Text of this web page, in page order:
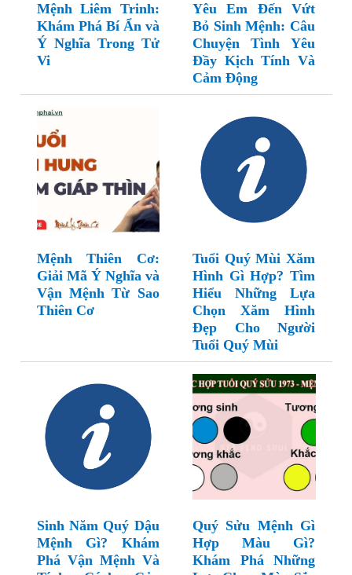
Mệnh Liêm Trinh:
Khám Phá Bí Ẩn và
Ý Nghĩa Trong Tử
Vi
Yêu Em Đến Vứt
Bỏ Sinh Mệnh: Câu
Chuyện Tình Yêu
Đầy Kịch Tính Và
Cảm Động
Mệnh Thiên Cơ:
Giải Mã Ý Nghĩa và
Vận Mệnh Từ Sao
Thiên Cơ
Tuổi Quý Mùi Xăm
Hình Gì Hợp? Tìm
Hiểu Những Lựa
Chọn Xăm Hình
Đẹp Cho Người
Tuổi Quý Mùi
Sinh Năm Quý Dậu
Mệnh Gì? Khám
Phá Vận Mệnh Và
Quý Sửu Mệnh Gì
Hợp Màu Gì?
Khám Phá Những